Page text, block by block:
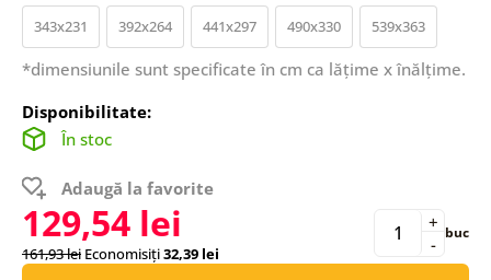
343x231 392x264 441x297 490x330 539x363
*dimensiunile sunt specificate în cm ca lățime x înălțime.
Disponibilitate:
În stoc
Adaugă la favorite
129,54 lei
161,93 lei Economisiți32,39 lei -
+ buc